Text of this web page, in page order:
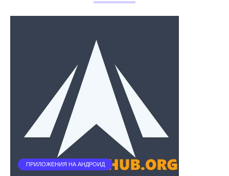
ПРИЛОЖЕНИЯ НА АНДРОИД